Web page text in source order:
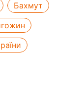
Бахмут